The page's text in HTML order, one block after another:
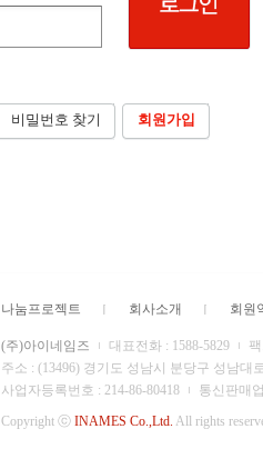
비밀번호 찾기 회원가입
나눔프로젝트 회사소개 회원
(주)아이네임즈 대표전화 : 1588-5829
주소 : (13496) 경기도 성남시 분당구 성남대
사업자등록번호 : 214-86-80418
통신판매
Copyright ⓒ INAMES Co.,Ltd. All rights